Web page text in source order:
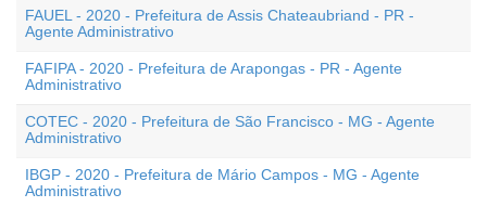
FAUEL - 2020 - Prefeitura de Assis Chateaubriand - PR -
Agente Administrativo
FAFIPA - 2020 - Prefeitura de Arapongas - PR - Agente
Administrativo
COTEC - 2020 - Prefeitura de São Francisco - MG - Agente
Administrativo
IBGP - 2020 - Prefeitura de Mário Campos - MG - Agente
Administrativo